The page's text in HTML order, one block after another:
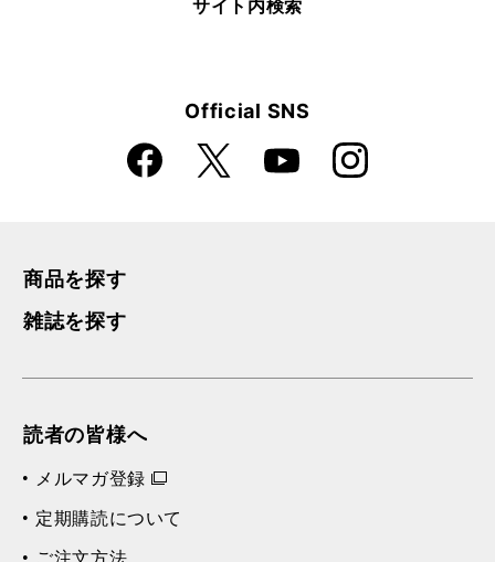
サイト内検索
Official SNS
Faceboo
k
X YouTube Instagra
m
商品を探す
雑誌を探す
読者の皆様へ
メルマガ登録
定期購読について